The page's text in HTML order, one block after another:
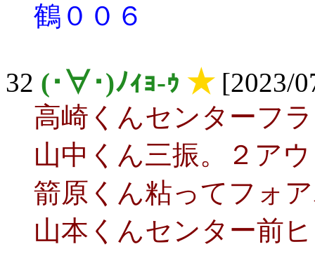
鶴００６
32 (･∀･)ﾉｨｮ-ｩ ★[2023/
高崎くんセンターフ
山中くん三振。２ア
箭原くん粘ってフォ
山本くんセンター前